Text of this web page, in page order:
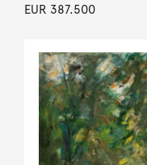
EUR 387.500